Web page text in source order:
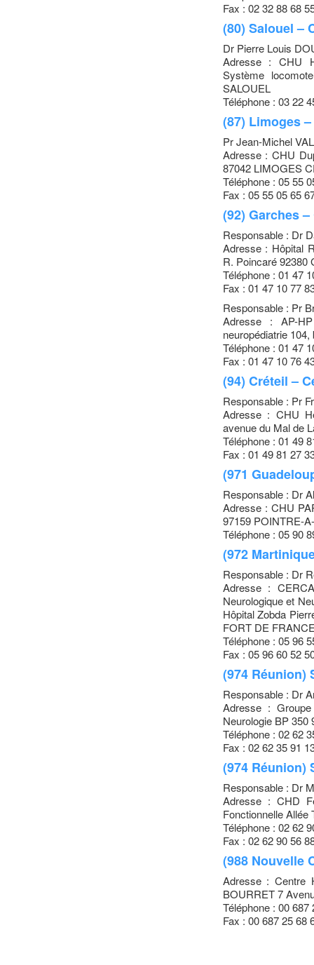
Fax : 02 32 88 68
(80) Salouel –
Dr Pierre Louis
Adresse : CHU
Système
SALOUEL
Téléphone : 03 22
(87) Limoges
Pr Jean-Michel
Adresse : CHU
87042 LIMOGES
Téléphone : 05 55
Fax : 05 55 05 65
(92) Garches
Responsable : Dr
Adresse : Hôpital
R. Poincaré 92380
Téléphone : 01 47
Fax : 01 47 10 77
Responsable : Pr
Adresse : AP-
neuropédiatrie
Téléphone : 01 47
Fax : 01 47 10 76
(94) Créteil –
Responsable : Pr
Adresse : CHU
avenue du Mal de
Téléphone : 01 49
Fax : 01 49 81 27
(971
Responsable : Dr
Adresse : CHU
97159 POINTRE-
Téléphone : 05 90
(972
Responsable : Dr
Adresse :
Neurologique et
Hôpital Zobda
FORT DE
Téléphone : 05 96
Fax : 05 96 60 52
(974 Réunion)
Responsable : Dr
Adresse :
Neurologie BP
Téléphone : 02 62
Fax : 02 62 35 91
(974 Réunion)
Responsable : Dr
Adresse : CHD
Fonctionnelle
Téléphone : 02 62
Fax : 02 62 90 56
(988 Nouvelle
Adresse : Centre
BOURRET 7
Téléphone : 00 687
Fax : 00 687 25 68